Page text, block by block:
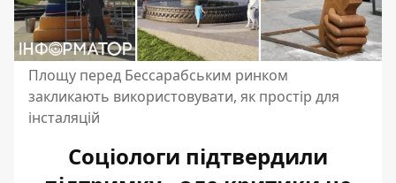
Площу перед Бессарабським ринком
закликають використовувати, як простір для
інсталяцій
Соціологи підтвердили